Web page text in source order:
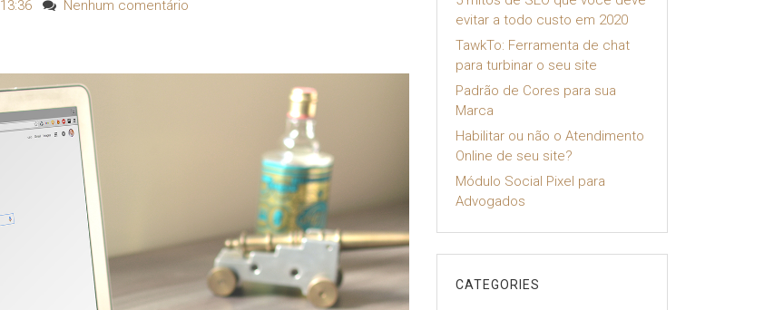
13:36 Nenhum comentário
evitar a todo custo em 2020
TawkTo: Ferramenta de chat
para turbinar o seu site
Padrão de Cores para sua
Marca
Habilitar ou não o Atendimento
Online de seu site?
Módulo Social Pixel para
Advogados
CATEGORIES